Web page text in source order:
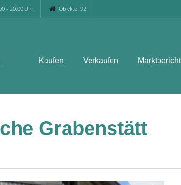
- 20.00 Uhr Objekte: 92
Kaufen Verkaufen Marktbericht
Grabenstätt